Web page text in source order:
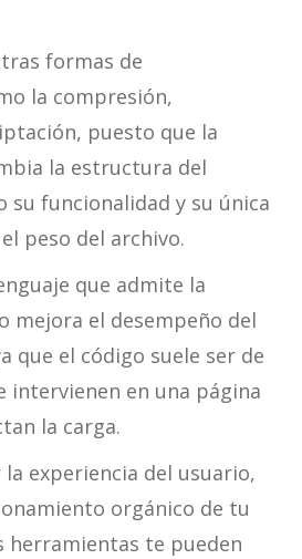
formas de
la compresión,
puesto que la
la estructura del
su funcionalidad y su única
peso del archivo.
que admite la
mejora el desempeño del
que el código suele ser de
intervienen en una página
la carga.
la experiencia del usuario,
orgánico de tu
herramientas te pueden